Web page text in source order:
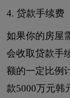
4. 贷款手续费
如果你的房屋
会收取贷款手
额的一定比例
款5000万元韩